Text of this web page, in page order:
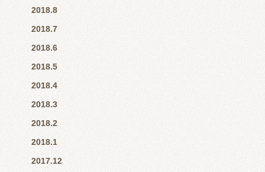
2018.8
2018.7
2018.6
2018.5
2018.4
2018.3
2018.2
2018.1
2017.12